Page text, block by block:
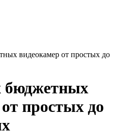
видеокамер от простых до
бюджетных
простых до